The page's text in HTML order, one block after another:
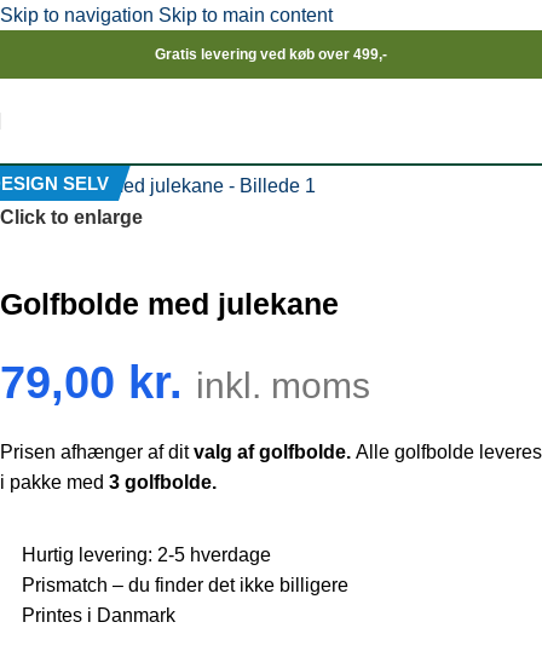
Skip to navigation Skip to main content
Gratis levering ved køb over 499,-
SELV
Click to enlarge
Golfbolde med julekane
79,00 kr. inkl. moms
Prisen afhænger af ditvalg af golfbolde. Alle golfbolde leveres
i pakke med 3 golfbolde.
Hurtig levering: 2-5 hverdage
Prismatch – du finder det ikke billigere
Printes i Danmark